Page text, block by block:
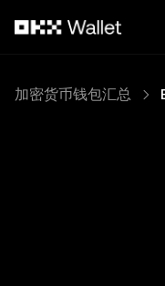
加密货币钱包汇总